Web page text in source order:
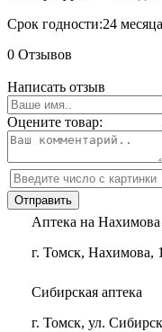
Срок годности:24 месяца
0 Отзывов
Написать отзыв
Оцените товар:
Аптека на
г. Томск, Нахимова,
Сибирская аптека
г. Томск, ул.